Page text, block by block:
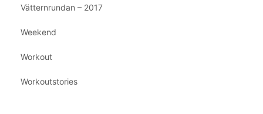
Vätternrundan – 2017
Weekend
Workout
Workoutstories